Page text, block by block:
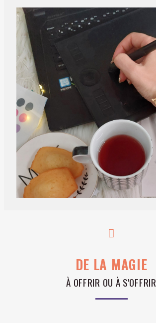
DE LA MAGIE
À OFFRIR OU À S'OFFRIR